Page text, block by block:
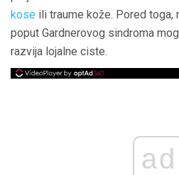
kose ili traume kože. Pored
poput Gardnerovog sindroma
razvija lojalne ciste.
ad